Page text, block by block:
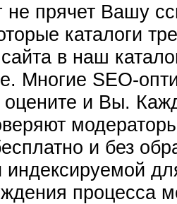
не прячет Вашу
каталоги
в наш
Многие SEO-
и Вы.
и без
индексируемой
процесса